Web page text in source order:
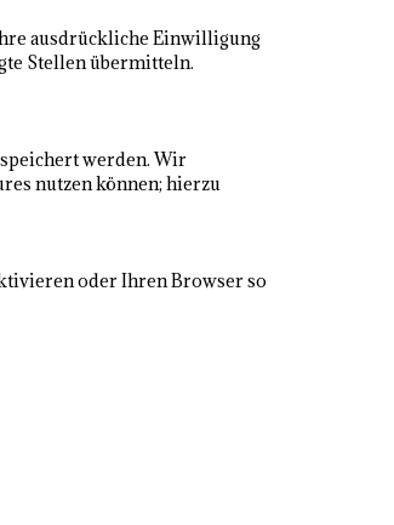
ausdrückliche Einwilligung
Stellen übermitteln.
werden. Wir
nutzen können; hierzu
oder Ihren Browser so